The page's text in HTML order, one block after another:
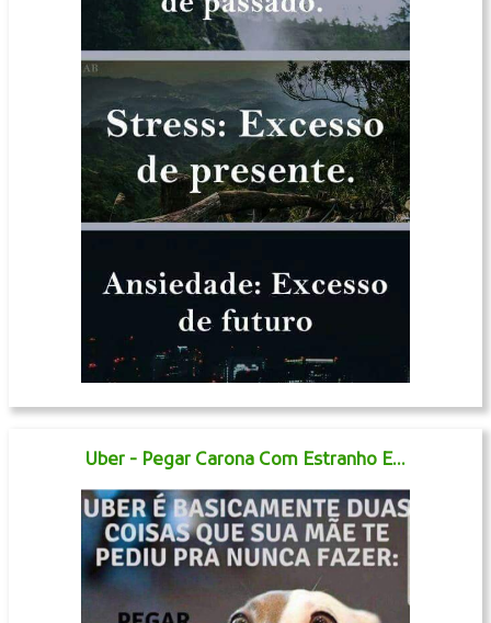
Uber - Pegar Carona Com Estranho E...